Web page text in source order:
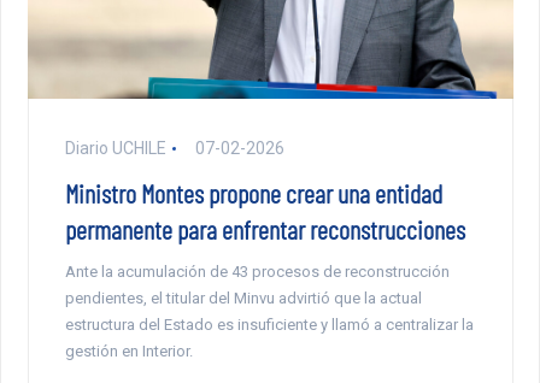
Diario UCHILE 07-02-2026
Ministro Montes propone crear una entidad
permanente para enfrentar reconstrucciones
Ante la acumulación de 43 procesos de reconstrucción
pendientes, el titular del Minvu advirtió que la actual
estructura del Estado es insuficiente y llamó a centralizar la
gestión en Interior.